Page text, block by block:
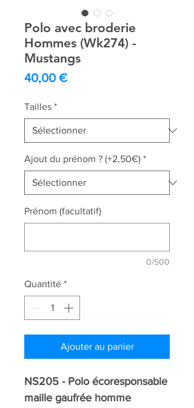
Polo avec broderie
Hommes (Wk274) -
Mustangs
40,00 €Prix
Tailles *
Ajout du prénom ? (+2,50€) *
Prénom (facultatif)
0/500
Quantité *
Ajouter au panier
NS205 - Polo écoresponsable
maille gaufrée homme